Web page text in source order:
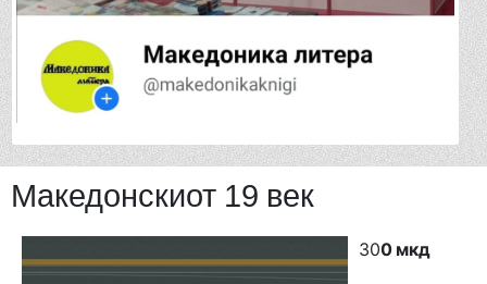
Македонскиот 19 век
300 мкд